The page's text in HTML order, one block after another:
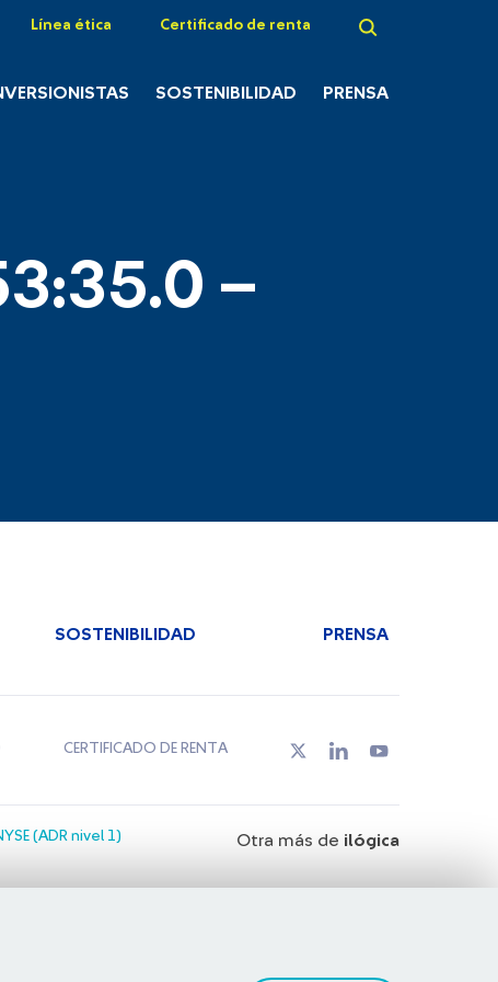
Línea ética Certificado de renta
SOSTENIBILIDAD PRENSA
–
SOSTENIBILIDAD PRENSA
CERTIFICADO DE RENTA
(ADR nivel 1) Otra más de ilógica